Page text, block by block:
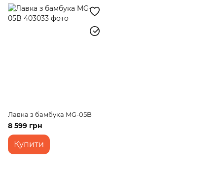
Лавка з бамбука MG-05B
8 599 грн
Купити